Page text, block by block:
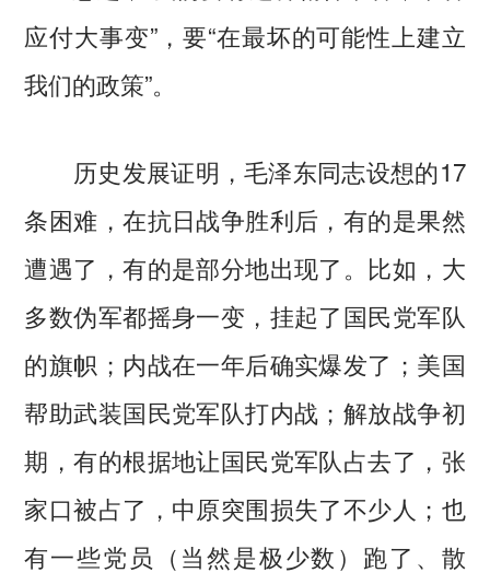
应付大事变”，要“在最坏的可能性上建立
我们的政策”。
历史发展证明，毛泽东同志设想的17
条困难，在抗日战争胜利后，有的是果然
遭遇了，有的是部分地出现了。比如，大
多数伪军都摇身一变，挂起了国民党军队
的旗帜；内战在一年后确实爆发了；美国
帮助武装国民党军队打内战；解放战争初
期，有的根据地让国民党军队占去了，张
家口被占了，中原突围损失了不少人；也
有一些党员（当然是极少数）跑了、散